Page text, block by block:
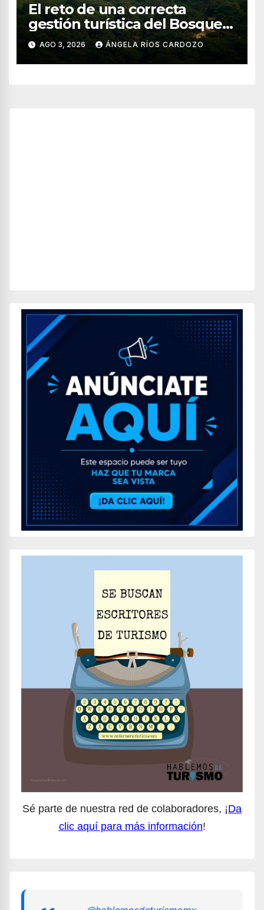
El reto de una correcta
gestión turística del Bosque
de Pomac (en Perú)
AGO 3, 2026 ÁNGELA RÍOS CARDOZO
Sé parte de nuestra red de colaboradores, ¡Da
clic aquí para más información!